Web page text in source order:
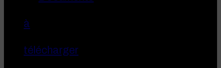
à
télécharger